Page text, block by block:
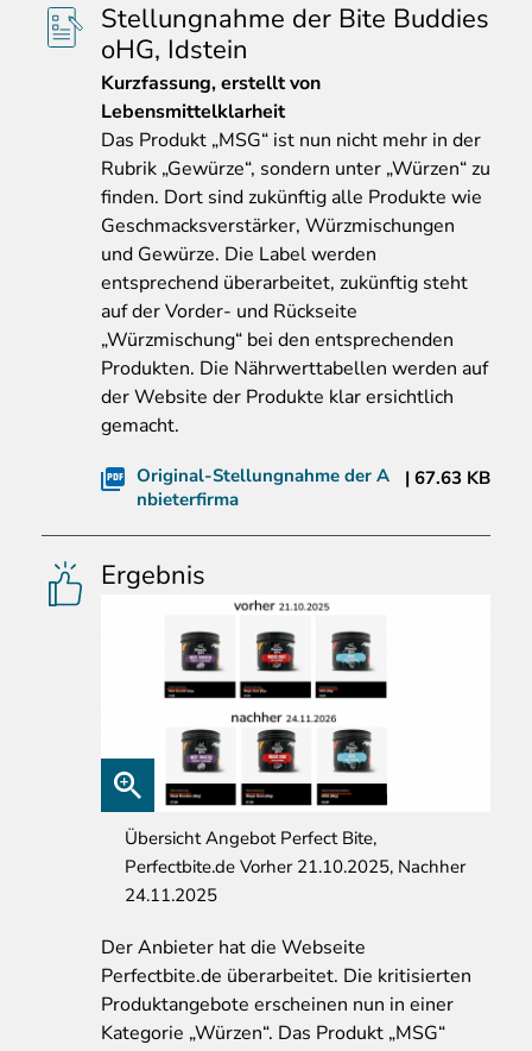
Stellungnahme der Bite Buddies
oHG, Idstein
Kurzfassung, erstellt von
Lebensmittelklarheit
Das Produkt „MSG“ ist nun nicht mehr in der
Rubrik „Gewürze“, sondern unter „Würzen“ zu
finden. Dort sind zukünftig alle Produkte wie
Geschmacksverstärker, Würzmischungen
und Gewürze. Die Label werden
entsprechend überarbeitet, zukünftig steht
auf der Vorder- und Rückseite
„Würzmischung“ bei den entsprechenden
Produkten. Die Nährwerttabellen werden auf
der Website der Produkte klar ersichtlich
gemacht.
Original-Stellungnahme der A
nbieterfirma
67.63 KB
Ergebnis
Übersicht Angebot Perfect Bite,
Perfectbite.de Vorher 21.10.2025, Nachher
24.11.2025
DerAnbieter hat die Webseite
Perfectbite.de überarbeitet. Die kritisierten
Produktangebote erscheinen nun in einer
Kategorie „Würzen“. Das Produkt „MSG“